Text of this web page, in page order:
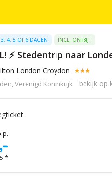
3, 4, 5 OF 6 DAGEN INCL. ONTBIJT
⚡ Stedentrip naar
London Croydon
Verenigd Koninkrijk bekijk op
*